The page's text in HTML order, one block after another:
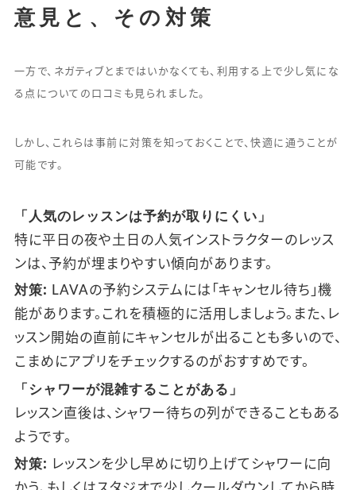
意見と、その対策
一方で、ネガティブとまではいかなくても、利用する上で少し気にな
る点についての口コミも見られました。
しかし、これらは事前に対策を知っておくことで、快適に通うことが
可能です。
「人気のレッスンは予約が取りにくい」
特に平日の夜や土日の人気インストラクターのレッス
ンは、予約が埋まりやすい傾向があります。
対策: LAVAの予約システムには「キャンセル待ち」機
能があります。これを積極的に活用しましょう。また、レ
ッスン開始の直前にキャンセルが出ることも多いので、
こまめにアプリをチェックするのがおすすめです。
「シャワーが混雑することがある」
レッスン直後は、シャワー待ちの列ができることもある
ようです。
対策:
レッスンを少し早めに切り上げてシャワーに向